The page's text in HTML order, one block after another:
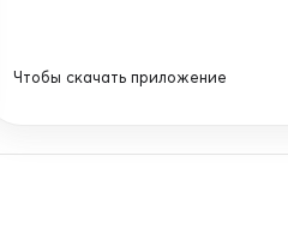
Чтобы скачать приложение